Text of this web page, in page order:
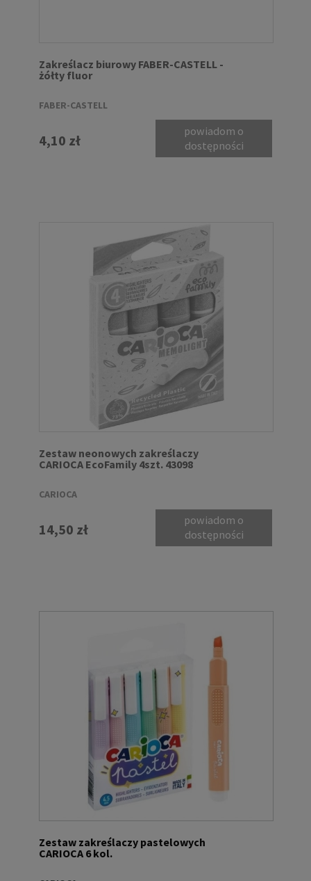
Zakreślacz biurowy FABER-CASTELL -
żółty fluor
FABER-CASTELL
4,10 zł
powiadom o
dostępności
Zestaw neonowych zakreślaczy
CARIOCA EcoFamily 4szt. 43098
CARIOCA
14,50 zł
powiadom o
dostępności
Zestaw zakreślaczy pastelowych
CARIOCA 6 kol.